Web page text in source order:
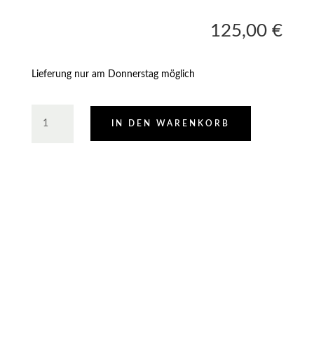
125,00€
Lieferung nur am Donnerstag möglich
IN DEN WARENKORB